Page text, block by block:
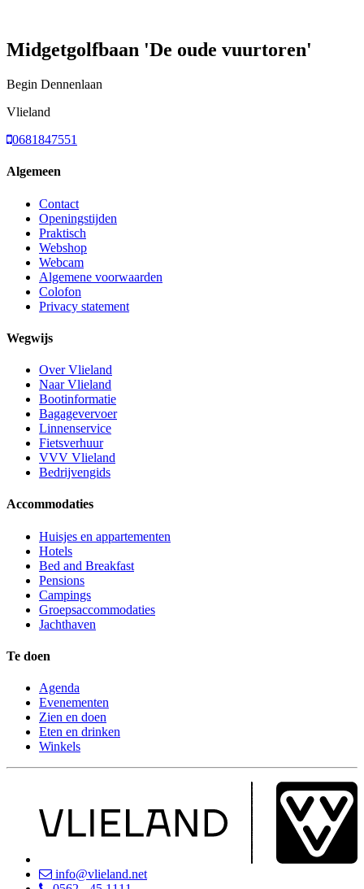
Midgetgolfbaan 'De oude vuurtoren'
Begin Dennenlaan
Vlieland
0681847551
Algemeen
Contact
Openingstijden
Praktisch
Webshop
Webcam
Algemene voorwaarden
Colofon
Privacy statement
Wegwijs
Over Vlieland
Naar Vlieland
Bootinformatie
Bagagevervoer
Linnenservice
Fietsverhuur
VVV Vlieland
Bedrijvengids
Accommodaties
Huisjes en appartementen
Hotels
Bed and Breakfast
Pensions
Campings
Groepsaccommodaties
Jachthaven
Te doen
Agenda
Evenementen
Zien en doen
Eten en drinken
Winkels
info@vlieland.net